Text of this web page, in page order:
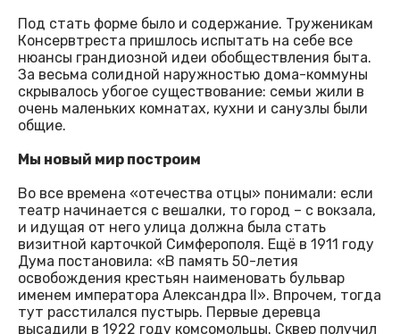
Под стать форме было и содержание. Труженикам
Консервтреста пришлось испытать на себе все
нюансы грандиозной идеи обобществления быта.
За весьма солидной наружностью дома-коммуны
скрывалось убогое существование: семьи жили в
очень маленьких комнатах, кухни и санузлы были
общие.
Мы новый мир построим
Во все времена «отечества отцы» понимали: если
театр начинается с вешалки, то город – с вокзала,
и идущая от него улица должна была стать
визитной карточкой Симферополя. Ещё в 1911 году
Дума постановила: «В память 50-летия
освобождения крестьян наименовать бульвар
именем императора Александра II». Впрочем, тогда
тут расстилался пустырь. Первые деревца
высадили в 1922 году комсомольцы. Сквер получил